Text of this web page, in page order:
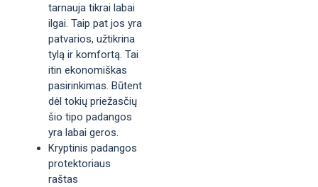
tarnauja tikrai labai
ilgai. Taip pat jos yra
patvarios, užtikrina
tylą ir komfortą. Tai
itin ekonomiškas
pasirinkimas. Būtent
dėl tokių priežasčių
šio tipo padangos
yra labai geros.
Kryptinis padangos
protektoriaus
raštas